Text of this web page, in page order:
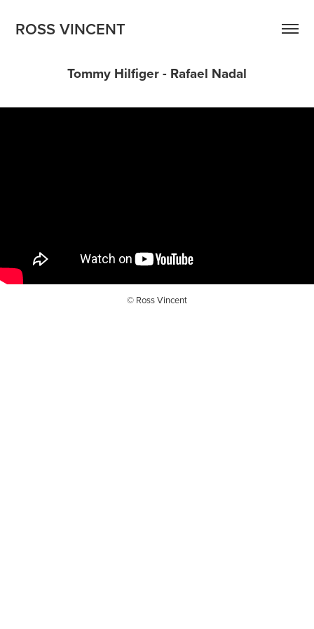
ROSS VINCENT
Tommy Hilfiger - Rafael Nadal
© Ross Vincent